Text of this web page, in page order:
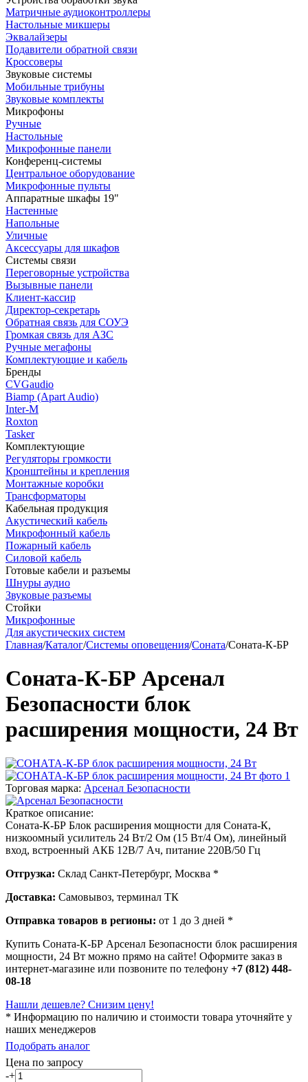
Матричные аудиоконтроллеры
Настольные микшеры
Эквалайзеры
Подавители обратной связи
Кроссоверы
Звуковые системы
Мобильные трибуны
Звуковые комплекты
Микрофоны
Ручные
Настольные
Микрофонные панели
Конференц-системы
Центральное оборудование
Микрофонные пульты
Аппаратные шкафы 19"
Настенные
Напольные
Уличные
Аксессуары для шкафов
Системы связи
Переговорные устройства
Вызывные панели
Клиент-кассир
Директор-секретарь
Обратная связь для СОУЭ
Громкая связь для АЗС
Ручные мегафоны
Комплектующие и кабель
Бренды
CVGaudio
Biamp (Apart Audio)
Inter-M
Roxton
Tasker
Комплектующие
Регуляторы громкости
Кронштейны и крепления
Монтажные коробки
Трансформаторы
Кабельная продукция
Акустический кабель
Микрофонный кабель
Пожарный кабель
Силовой кабель
Готовые кабели и разъемы
Шнуры аудио
Звуковые разъемы
Стойки
Микрофонные
Для акустических систем
Главная/Каталог/Системы оповещения/Соната/Соната-К-БР
Соната-К-БР Арсенал
Безопасности блок
расширения мощности, 24 Вт
Торговая марка: Арсенал Безопасности
Краткое описание:
Соната-К-БР Блок расширения мощности для Соната-К,
низкоомный усилитель 24 Вт/2 Ом (15 Вт/4 Ом), линейный
вход, встроенный АКБ 12В/7 Ач, питание 220В/50 Гц
Отгрузка: Склад Санкт-Петербург, Москва *
Доставка: Самовывоз, терминал ТК
Отправка товаров в регионы: от 1 до 3 дней *
Купить Соната-К-БР Арсенал Безопасности блок расширения
мощности, 24 Вт можно прямо на сайте! Оформите заказ в
интернет-магазине или позвоните по телефону +7 (812) 448-
08-18
Нашли дешевле? Снизим цену!
* Информацию по наличию и стоимости товара уточняйте у
наших менеджеров
Подобрать аналог
Цена по запросу
-+